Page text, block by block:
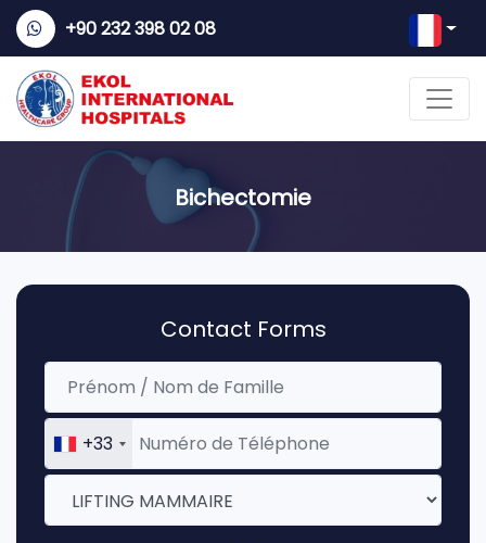
+90 232 398 02 08
Bichectomie
Contact Forms
+33